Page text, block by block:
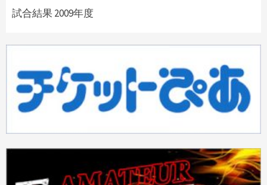
試合結果 2009年度